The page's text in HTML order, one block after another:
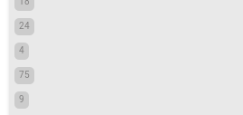
24
4
75
9